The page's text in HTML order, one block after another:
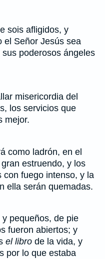
sois afligidos, y
el Señor Jesús sea
poderosos ángeles
misericordia del
los servicios que
mejor.
como ladrón, en el
estruendo, y los
con fuego intenso, y la
ella serán quemadas.
pequeños, de pie
fueron abiertos; y
el libro de la vida, y
por lo que estaba